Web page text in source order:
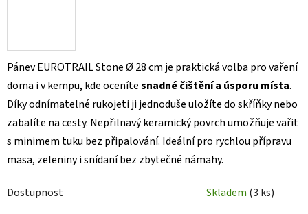
Pánev EUROTRAIL Stone Ø 28 cm je praktická volba pro vaření
doma i v kempu, kde ocenítesnadné čištění a úsporu místa.
Díky odnímatelné rukojeti ji jednoduše uložíte do skříňky nebo
zabalíte na cesty. Nepřilnavý keramický povrch umožňuje vařit
s minimem tuku bez připalování. Ideální pro rychlou přípravu
masa, zeleniny i snídaní bez zbytečné námahy.
Dostupnost Skladem (3 ks)